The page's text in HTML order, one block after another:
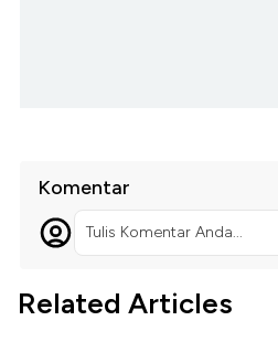
Komentar
Tulis Komentar Anda...
Related Articles